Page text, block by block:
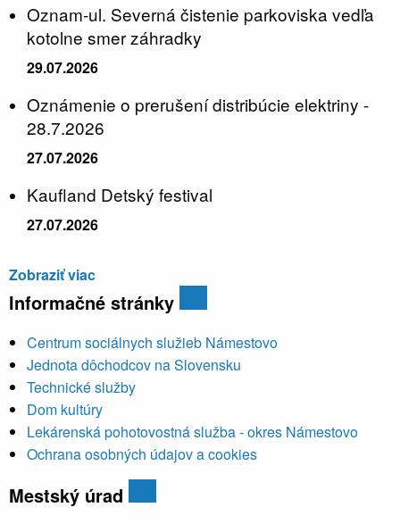
Oznam-ul. Severná čistenie parkoviska vedľa
kotolne smer záhradky
29.07.2026
Oznámenie o prerušení distribúcie elektriny -
28.7.2026
27.07.2026
Kaufland Detský festival
27.07.2026
Zobraziť viac
Informačné stránky
Centrum sociálnych služieb Námestovo
Jednota dôchodcov na Slovensku
Technické služby
Dom kultúry
Lekárenská pohotovostná služba - okres Námestovo
Ochrana osobných údajov a cookies
Mestský úrad